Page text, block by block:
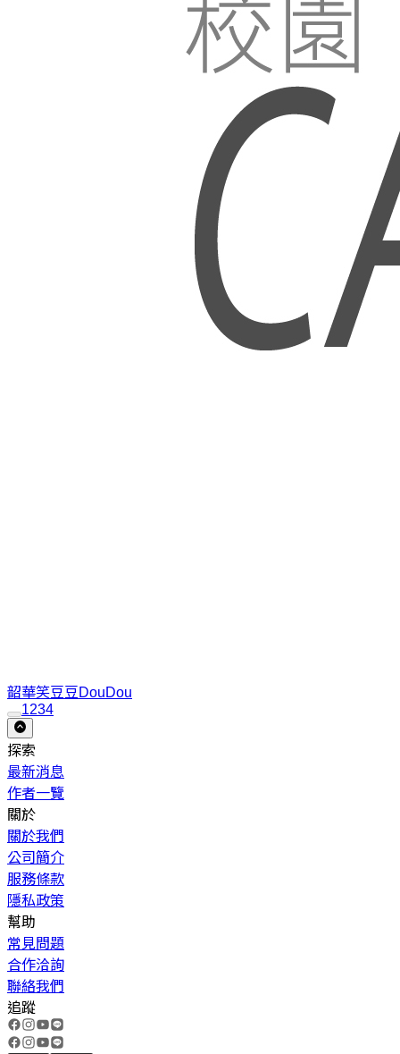
韶華笑豆豆DouDou
1234
探索
最新消息
作者一覽
關於
關於我們
公司簡介
服務條款
隱私政策
幫助
常見問題
合作洽詢
聯絡我們
追蹤